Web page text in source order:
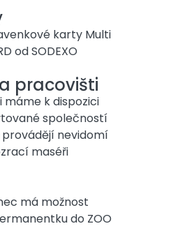
karty Multi
od SODEXO
pracovišti
máme k dispozici
společností
provádějí nevidomí
maséři
má možnost
do ZOO